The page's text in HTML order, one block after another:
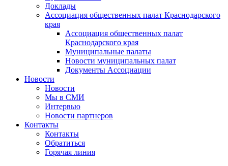
Доклады
Ассоциация общественных палат Краснодарского
края
Ассоциация общественных палат
Краснодарского края
Муниципальные палаты
Новости муниципальных палат
Документы Ассоциации
Новости
Новости
Мы в СМИ
Интервью
Новости партнеров
Контакты
Контакты
Обратиться
Горячая линия